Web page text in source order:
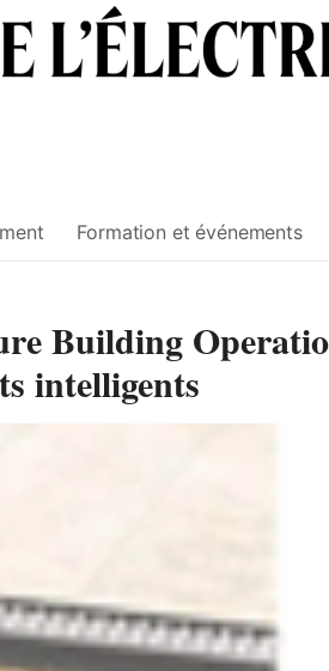
Formation et événements
Building
intelligents